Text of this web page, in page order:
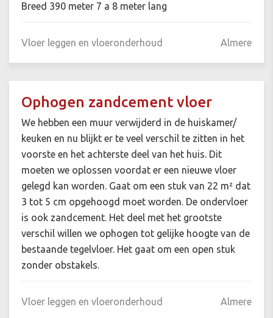
Breed 390 meter 7 a 8 meter lang
Vloer leggen en vloeronderhoud Almere
Ophogen zandcement vloer
We hebben een muur verwijderd in de huiskamer/
keuken en nu blijkt er te veel verschil te zitten in het
voorste en het achterste deel van het huis. Dit
moeten we oplossen voordat er een nieuwe vloer
gelegd kan worden. Gaat om een stuk van 22 m² dat
3 tot 5 cm opgehoogd moet worden. De ondervloer
is ook zandcement. Het deel met het grootste
verschil willen we ophogen tot gelijke hoogte van de
bestaande tegelvloer. Het gaat om een open stuk
zonder obstakels.
Vloer leggen en vloeronderhoud Almere